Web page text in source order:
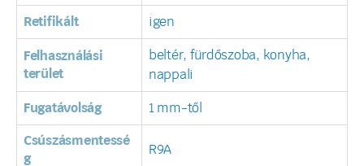
Retifikált igen
Felhasználási
terület
beltér, fürdőszoba, konyha,
nappali
Fugatávolság 1 mm-től
Csúszásmentessé
g
R9A